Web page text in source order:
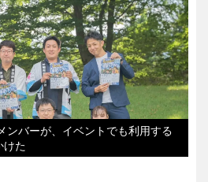
ンバーが、イベントでも利用する
けた